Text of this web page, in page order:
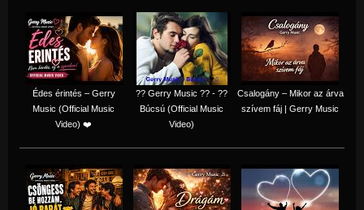
Édes érintés – Gerry
Music (Official Music
Video) ❤️
?? Gerry Music ?? - ??
Búcsú (Official Music
Video)
Csalogány – Mikor az árva
szívem fáj | Gerry Music